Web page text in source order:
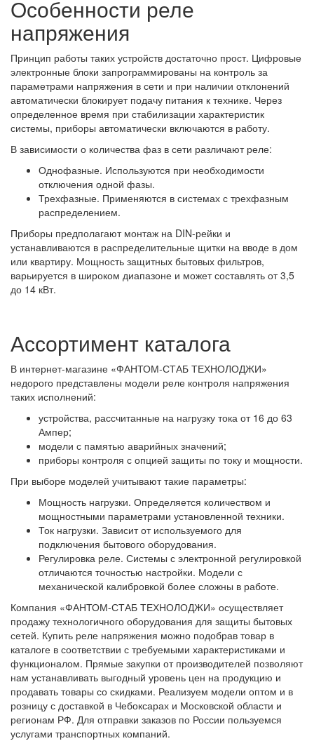
Особенности реле
напряжения
Принцип работы таких устройств достаточно прост. Цифровые
электронные блоки запрограммированы на контроль за
параметрами напряжения в сети и при наличии отклонений
автоматически блокирует подачу питания к технике. Через
определенное время при стабилизации характеристик
системы, приборы автоматически включаются в работу.
В зависимости о количества фаз в сети различают реле:
Однофазные. Используются при необходимости
отключения одной фазы.
Трехфазные. Применяются в системах с трехфазным
распределением.
Приборы предполагают монтаж на DIN-рейки и
устанавливаются в распределительные щитки на вводе в дом
или квартиру. Мощность защитных бытовых фильтров,
варьируется в широком диапазоне и может составлять от 3,5
до 14 кВт.
Ассортимент каталога
В интернет-магазине «ФАНТОМ-СТАБ ТЕХНОЛОДЖИ»
недорого представлены модели реле контроля напряжения
таких исполнений:
устройства, рассчитанные на нагрузку тока от 16 до 63
Ампер;
модели с памятью аварийных значений;
приборы контроля с опцией защиты по току и мощности.
При выборе моделей учитывают такие параметры:
Мощность нагрузки. Определяется количеством и
мощностными параметрами установленной техники.
Ток нагрузки. Зависит от используемого для
подключения бытового оборудования.
Регулировка реле. Системы с электронной регулировкой
отличаются точностью настройки. Модели с
механической калибровкой более сложны в работе.
Компания «ФАНТОМ-СТАБ ТЕХНОЛОДЖИ» осуществляет
продажу технологичного оборудования для защиты бытовых
сетей. Купить реле напряжения можно подобрав товар в
каталоге в соответствии с требуемыми характеристиками и
функционалом. Прямые закупки от производителей позволяют
нам устанавливать выгодный уровень цен на продукцию и
продавать товары со скидками. Реализуем модели оптом и в
розницу с доставкой в Чебоксарах и Московской области и
регионам РФ. Для отправки заказов по России пользуемся
услугами транспортных компаний.